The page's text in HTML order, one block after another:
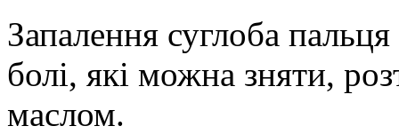
Запалення суглоба
болі, які можна зняти,
маслом.